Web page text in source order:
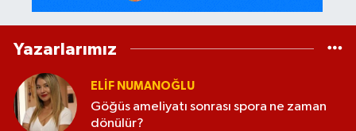
Yazarlarımız
ELİF NUMANOĞLU
Göğüs ameliyatı sonrası spora ne zaman
dönülür?